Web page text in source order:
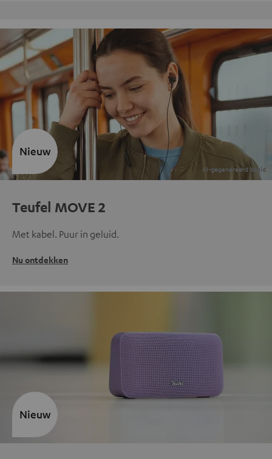
Teufel MOVE 2
Met kabel. Puur in geluid.
Nu ontdekken
Nieuw
Nieuw